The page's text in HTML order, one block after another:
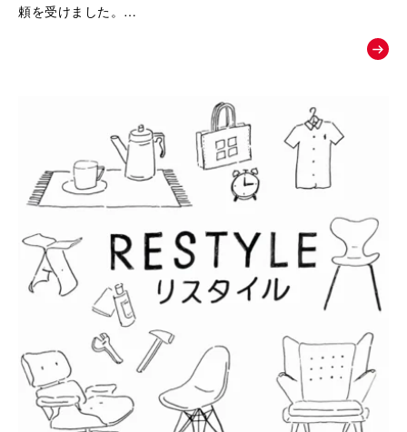
頼を受けました。
ただの中古品として買い叩くのではなく、家具が持つ歴史やお
りとおもてなしの姿勢を広く理解してもらうために動画が制作